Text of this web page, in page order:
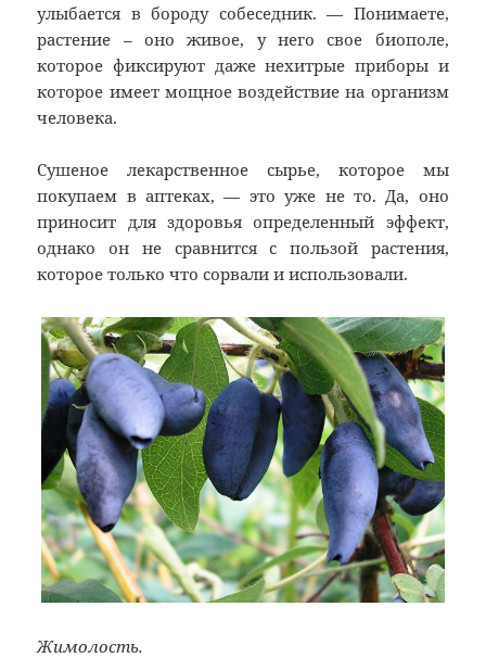
улыбается в бороду собеседник. — Понимаете,
растение – оно живое, у него свое биополе,
которое фиксируют даже нехитрые приборы и
которое имеет мощное воздействие на организм
человека.
Сушеное лекарственное сырье, которое мы
покупаем в аптеках, — это уже не то. Да, оно
приносит для здоровья определенный эффект,
однако он не сравнится с пользой растения,
которое только что сорвали и использовали.
Жимолость.